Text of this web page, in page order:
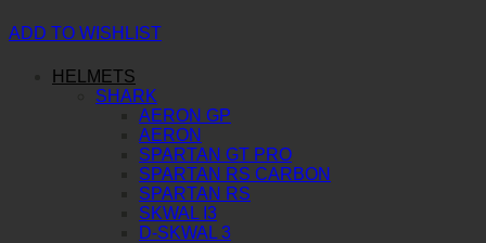
HELMETS
SHARK
AERON GP
AERON
SPARTAN GT PRO
SPARTAN RS CARBON
SPARTAN RS
SKWAL I3
D-SKWAL 3
ADD TO WISHLIST